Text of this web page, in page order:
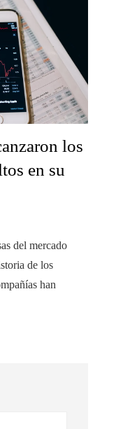
los
en su
del mercado
de los
han